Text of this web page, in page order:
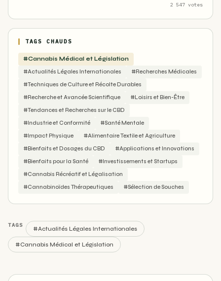
2 547 votes
TAGS CHAUDS
#Cannabis Médical et Législation
#Actualités Légales Internationales
#Recherches Médicales
#Techniques de Culture et Récolte Durables
#Recherche et Avancée Scientifique
#Loisirs et Bien-Être
#Tendances et Recherches sur le CBD
#Industrie et Conformité
#Santé Mentale
#Impact Physique
#Alimentaire Textile et Agriculture
#Bienfaits et Dosages du CBD
#Applications et Innovations
#Bienfaits pour la Santé
#Investissements et Startups
#Cannabis Récréatif et Légalisation
#Cannabinoïdes Thérapeutiques
#Sélection de Souches
TAGS
#Actualités Légales Internationales
#Cannabis Médical et Législation